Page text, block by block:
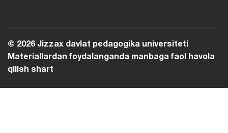
© 2026 Jizzax davlat pedagogika universiteti
Materiallardan foydalanganda manbaga faol havola
qilish shart